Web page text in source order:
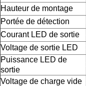
Hauteur de montage
Portée de détection
Courant LED de sortie
Voltage de sortie LED
Puissance LED de
sortie
Voltage de charge vide